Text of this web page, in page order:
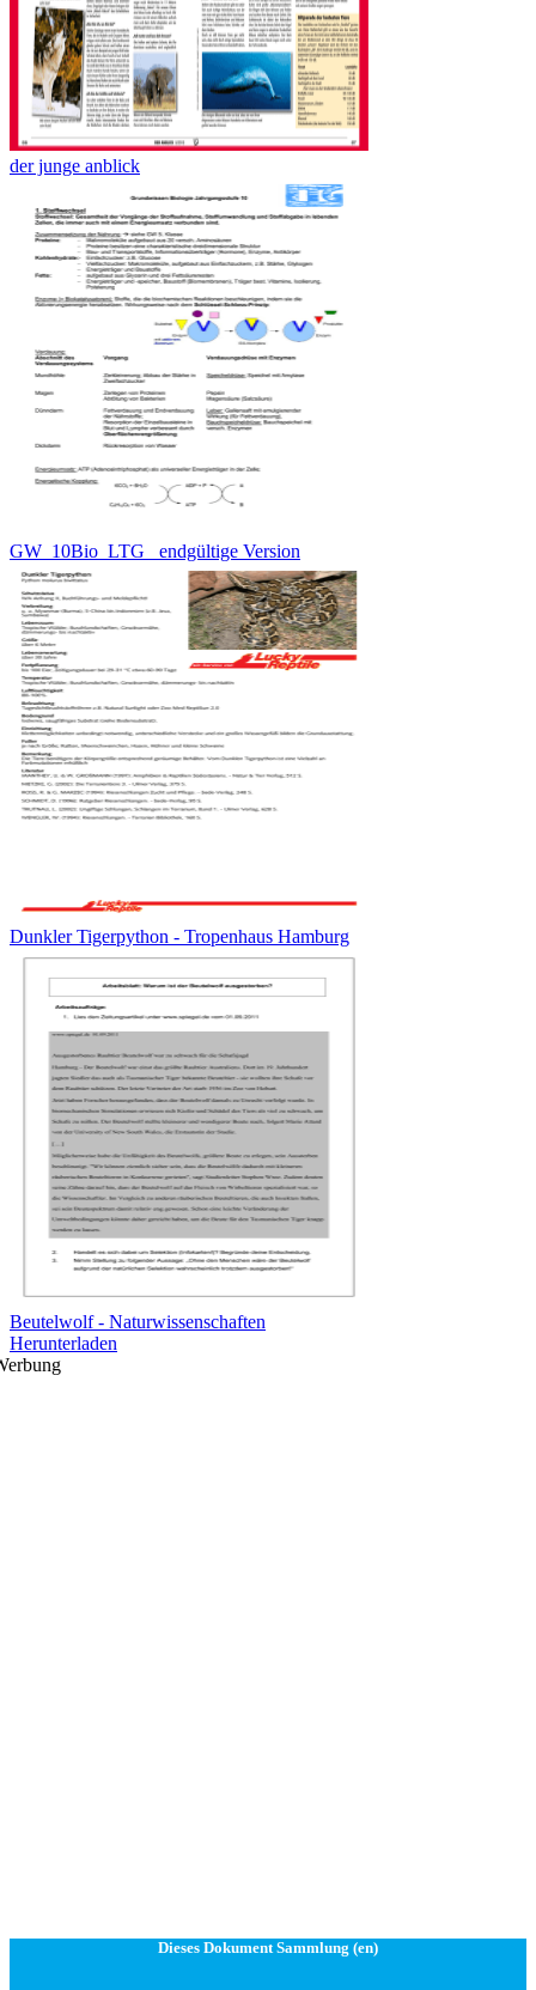
der junge anblick
GW_10Bio_LTG _endgültige Version
Dunkler Tigerpython - Tropenhaus Hamburg
Beutelwolf - Naturwissenschaften
Herunterladen
Dieses Dokument Sammlung (en)